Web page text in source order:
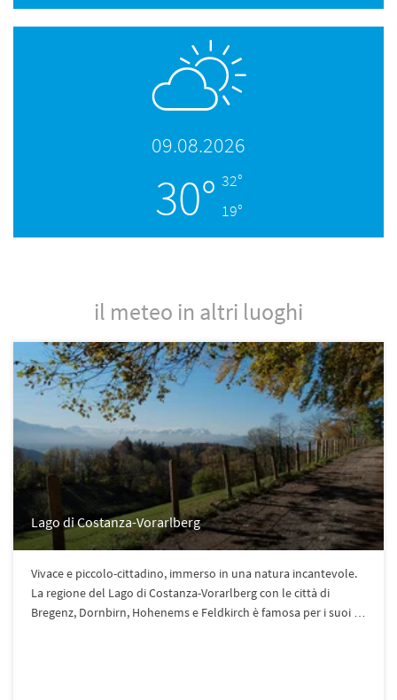
09.08.2026
30° 32°
19°
il meteo in altri luoghi
Lago di Costanza-Vorarlberg
Vivace e piccolo-cittadino, immerso in una natura incantevole.
La regione del Lago di Costanza-Vorarlberg con le città di
Bregenz, Dornbirn, Hohenems e Feldkirch è famosa per i suoi …